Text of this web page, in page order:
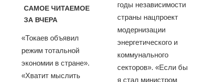
САМОЕ ЧИТАЕМОЕ
ЗА ВЧЕРА
«Токаев объявил
режим тотальной
экономии в стране».
«Хватит мыслить
годы независимости
страны нацпроект
модернизации
энергетического и
коммунального
секторов». «Если бы
я стал министром